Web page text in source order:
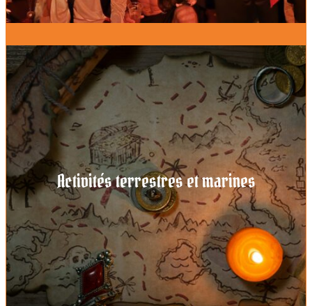
Activités terrestres et marines